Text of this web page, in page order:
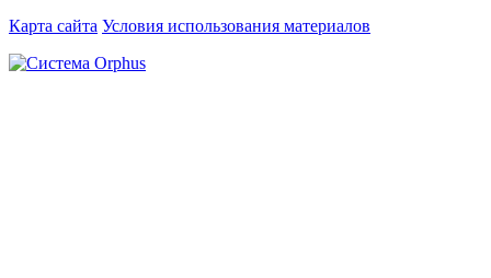
Карта сайта Условия использования материалов